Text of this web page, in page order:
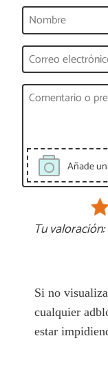
Añade
Tu valoración:
Si no
cualquier
estar